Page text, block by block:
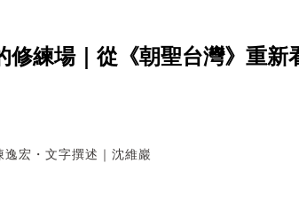
修練場｜從《朝聖台灣》重新
逸宏・文字撰述｜沈維巖